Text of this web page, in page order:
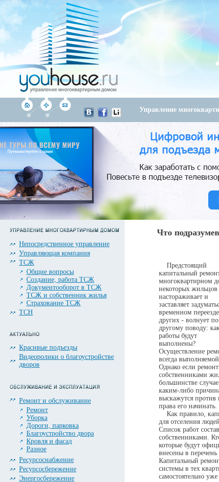
Управление
Непосредственное управление
Управляющая компания
ТСЖ
Общие вопросы
Создание, работа ТСЖ
Документооборот в ТСЖ
ТСЖ и собственник жилья
Страхование ТСЖ
ТСН
Красивые подъезды
Видеоролики о благоустройстве
дворов
Ремонт и обслуживание
Ремонт
Уборка
Дороги, парковка
Благоустройство двора
Кровля и фасад
Разное
Ресурсоснабжение
Ресурсосбережение
Энергосбережение
Что
Предстоящий
капитальный
многоквартирном
некоторых жильцов
настораживает и
заставляет
временном
других - волнует по
другому поводу:
работы будут
выполнены?
Осуществление
всегда
Однако если
собственниками
большинстве
каким-либо
выскажутся
права его начинать.
Как правило,
для отселения
Список работ
собственниками.
которые будут
внесены в
Капитальный
системы в тех
самостоятельно